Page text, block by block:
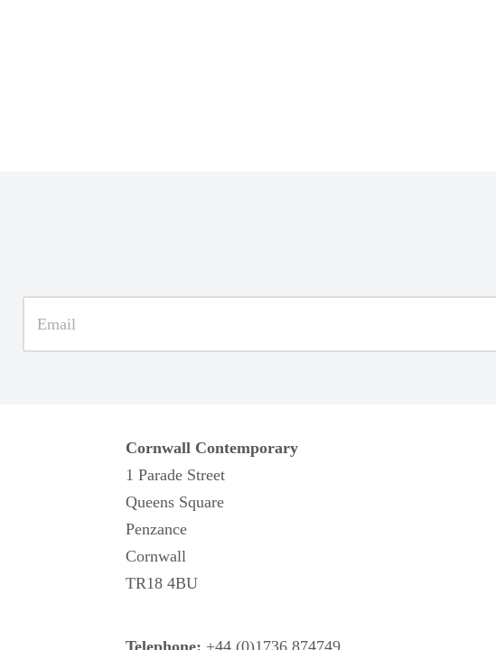
Cornwall Contemporary
1 Parade Street
Queens Square
Penzance
Cornwall
TR18 4BU
Telephone: +44 (0)1736 874749